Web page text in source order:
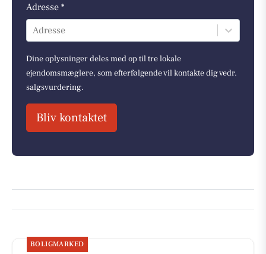
Adresse *
Adresse
Dine oplysninger deles med op til tre lokale
ejendomsmæglere, som efterfølgende vil kontakte dig vedr.
salgsvurdering.
Bliv kontaktet
BOLIGMARKED